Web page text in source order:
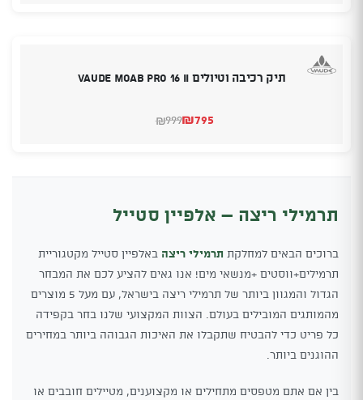
תיק רכיבה וטיולים VAUDE Moab Pro 16 II
₪999
המחיר₪795
המחיר
תרמילי ריצה – אלפיין סטייל
ברוכים הבאים למחלקת תרמילי ריצה באלפיין סטייל מקטגוריית
תרמילים+ווסטים +מנשאי מים! אנו גאים להציע לכם את המבחר
הגדול והמגוון ביותר של תרמילי ריצה בישראל, עם מעל 5 מוצרים
מהמותגים המובילים בעולם. הצוות המקצועי שלנו בחר בקפידה
כל פריט כדי להבטיח שתקבלו את האיכות הגבוהה ביותר במחירים
ההוגנים ביותר.
בין אם אתם מטפסים מתחילים או מקצוענים, מטיילים חובבים או